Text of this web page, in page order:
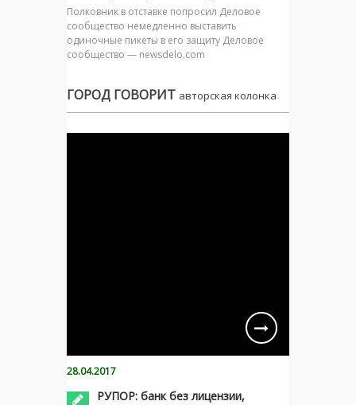
Полковник в отставке попросил Деловое
сообщество немедленно выставить
одиночные пикеты в его защиту Деловое
сообщество — newsdelo.com
ГОРОД ГОВОРИТ авторская колонка
28.04.2017
РУПОР: банк без лицензии,